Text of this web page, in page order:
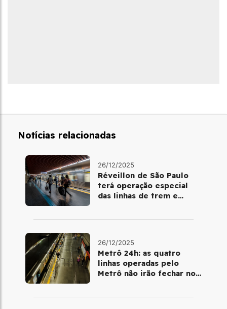
Notícias relacionadas
26/12/2025
Réveillon de São Paulo
terá operação especial
das linhas de trem e
26/12/2025
Metrô 24h: as quatro
linhas operadas pelo
Metrô não irão fechar no